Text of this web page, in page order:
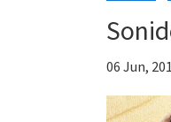
06 Jun,